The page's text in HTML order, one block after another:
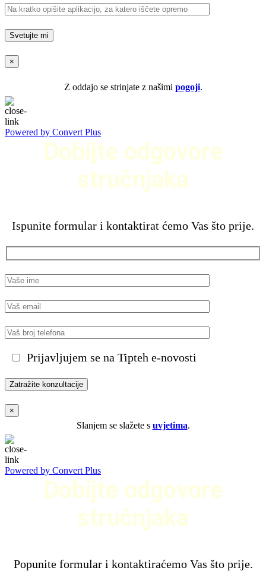
×
Z oddajo se strinjate z našimi pogoji.
Powered by Convert Plus
Dobijte odgovore
stručnjaka
Ispunite formular i kontaktirat ćemo Vas što prije.
Prijavljujem se na Tipteh e-novosti
×
Slanjem se slažete s uvjetima.
Powered by Convert Plus
Dobijte odgovore
stručnjaka
Popunite formular i kontaktiraćemo Vas što prije.